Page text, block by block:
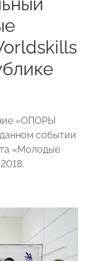
«ОПОРЫ
событии
«Молодые